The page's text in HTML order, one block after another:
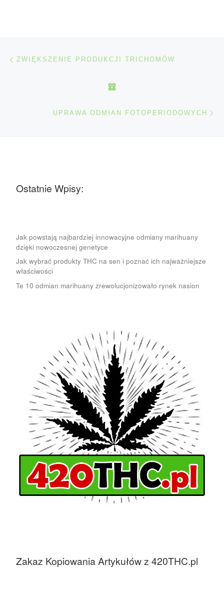
Nawigacja wpisu
ZWIĘKSZENIE PRODUKCJI TRICHOMÓW
UPRAWA ODMIAN FOTOPERIODOWYCH
Ostatnie Wpisy:
Jak powstają najbardziej innowacyjne odmiany marihuany
dzięki nowoczesnej genetyce
Jak wybrać produkty THC na sen i poznać ich najważniejsze
właściwości
Te 10 odmian marihuany zrewolucjonizowało rynek nasion
Zakaz Kopiowania Artykułów z 420THC.pl